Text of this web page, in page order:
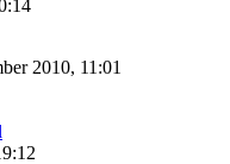
2010, 11:01